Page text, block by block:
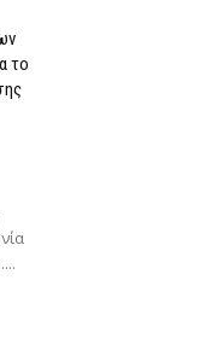
το